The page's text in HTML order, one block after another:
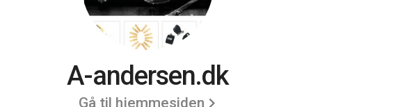
A-andersen.dk
Gå til hjemmesiden